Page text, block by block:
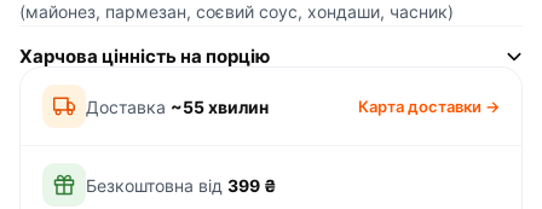
(майонез, пармезан, соєвий соус, хондаши, часник)
Харчова цінність на порцію
Доставка ~55 хвилин Карта доставки →
Безкоштовна від 399 ₴